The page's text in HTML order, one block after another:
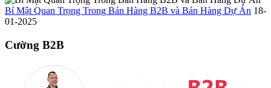
Bí Mật Quan Trọng Trong Bán Hàng B2B và Bán Hàng Dự Án 18-
01-2025
Cường B2B